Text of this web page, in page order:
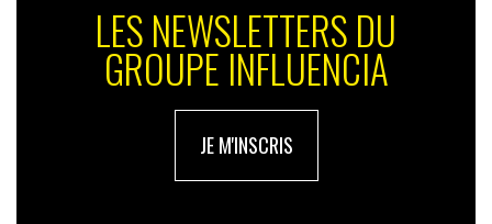
LES NEWSLETTERS DU
GROUPE INFLUENCIA
JE M'INSCRIS